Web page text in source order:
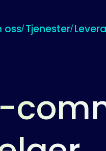
oss Tjenester